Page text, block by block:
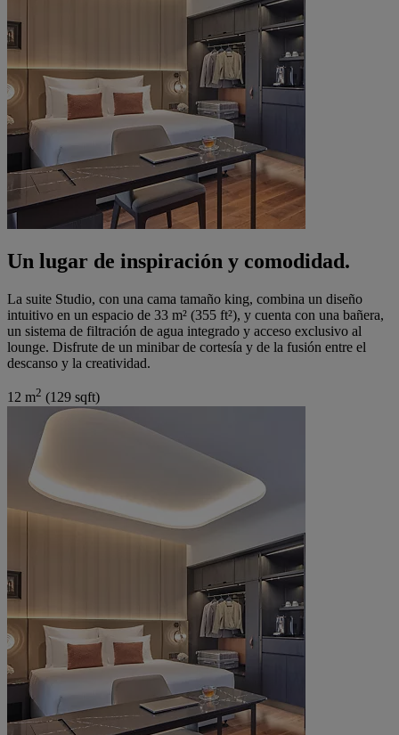
Un lugar de inspiración y comodidad.
La suite Studio, con una cama tamaño king, combina un diseño
intuitivo en un espacio de 33 m² (355 ft²), y cuenta con una bañera,
un sistema de filtración de agua integrado y acceso exclusivo al
lounge. Disfrute de un minibar de cortesía y de la fusión entre el
descanso y la creatividad.
12 m2 (129 sqft)